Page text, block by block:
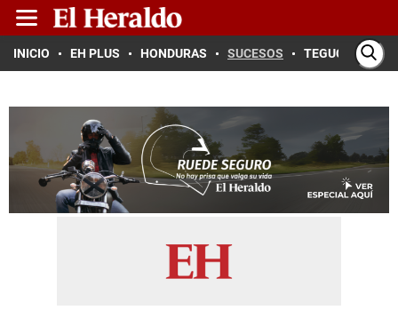
INICIO EH PLUS HONDURAS SUCESOS TEGUCIGALPA